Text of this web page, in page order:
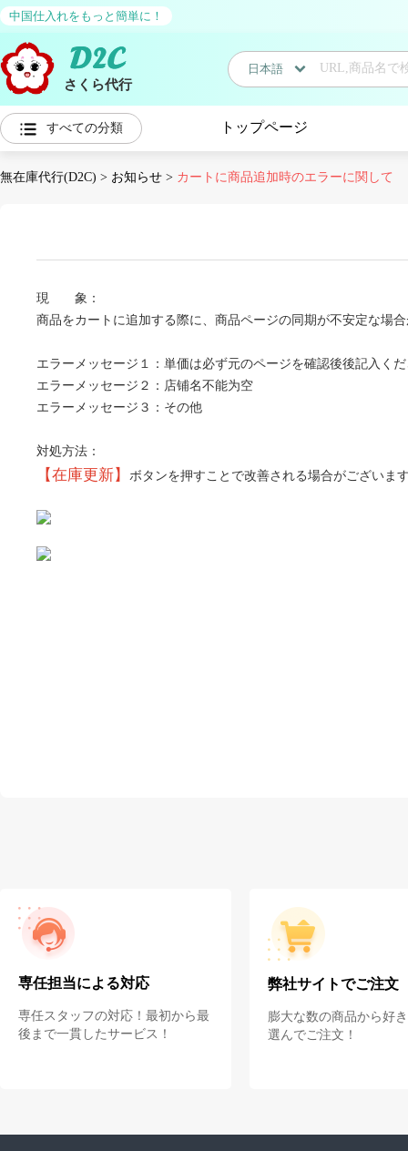
中国仕入れをもっと簡単に！
さくら代行
日本語
日本語
中国語
すべての分類 トップページ
無在庫代行(D2C) > お知らせ > カートに商品追加時のエラーに関して
現 象：
商品をカートに追加する際に、商品ページの同期が不安定な場
エラーメッセージ１：単価は必ず元のページを確認後後記入く
エラーメッセージ２：店铺名不能为空
エラーメッセージ３：その他
対処方法：
【在庫更新】 ボタンを押すことで改善される場合がございま
専任担当による対応
専任スタッフの対応！最初から最
後まで一貫したサービス！
弊社サイトでご注文
膨大な数の商品から好
選んでご注文！